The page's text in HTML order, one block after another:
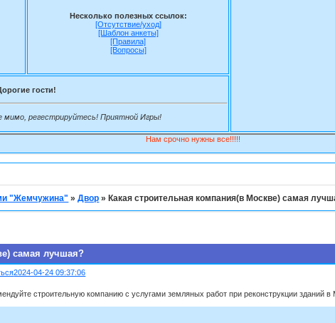
Несколько полезных ссылок:
[Отсутствие/уход]
[Шаблон анкеты]
[Правила]
[Вопросы]
гости!
мимо, регестрируйтесь! Приятной Игры!
Нам срочно нужны все!!!!!
"Жемчужина" »Двор » Какая строительная компания(в Москве) самая
самая лучшая?
2024-04-24 09:37:06
строительную компанию с услугами земляных работ при реконструкции зданий